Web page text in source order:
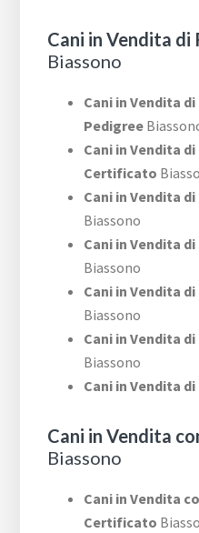
Cani in Vendita di
Biassono
Cani in Vendita
Pedigree
Cani in Vendita
Certificato
Cani in Vendita
Biassono
Cani in Vendita
Biassono
Cani in Vendita
Biassono
Cani in Vendita
Biassono
Cani in Vendita
Cani in Vendita
Biassono
Cani in Vendita
Certificato